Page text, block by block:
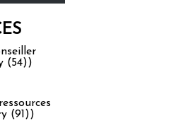
(54))
(91))